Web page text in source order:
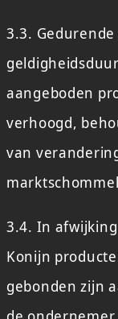
3.3.
aangeboden
verhoogd,
van
3.4. In
Konijn
gebonden zijn